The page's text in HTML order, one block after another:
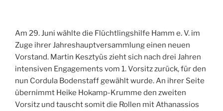
Am 29. Juni wählte die Flüchtlingshilfe Hamm e. V. im
Zuge ihrer Jahreshauptversammlung einen neuen
Vorstand. Martin Kesztyüs zieht sich nach drei Jahren
intensiven Engagements vom 1. Vorsitz zurück, für den
nun Cordula Bodenstaff gewählt wurde. An ihrer Seite
übernimmt Heike Hokamp-Krumme den zweiten
Vorsitz und tauscht somit die Rollen mit Athanassios